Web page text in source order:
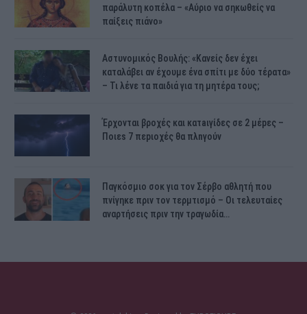
παράλυτη κοπέλα – «Αύριο να σηκωθείς να
παίξεις πιάνο»
Αστυνομικός Bουλής: «Κανείς δεν έχει
καταλάβει αν έχουμε ένα σπίτι με δύο τέρατα»
– Τι λένε τα παιδιά για τη μητέρα τους;
Έρχονται βροχές και κατaιγίδες σε 2 μέpες –
Ποιεs 7 πεpιοχές θα πλnγούν
Παγκόσμιο σοκ για τον Σέρβο αθλητή που
πνίγηκε πριν τον τερμτισμό – Οι τελευταίες
αναρτήσεις πριν την τραγωδία…